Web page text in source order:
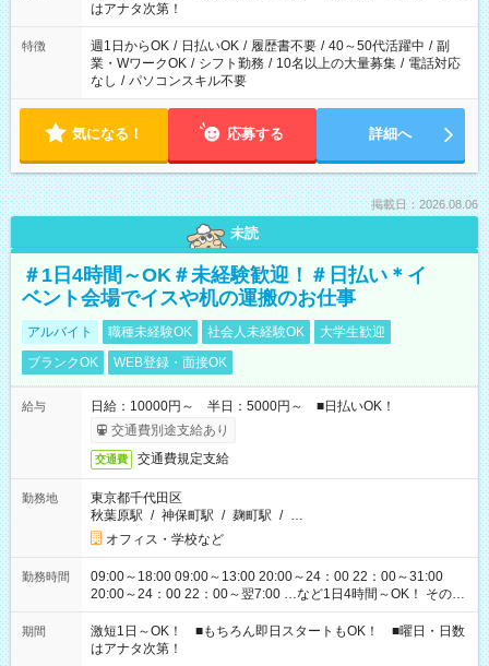
はアナタ次第！
特徴 週1日からOK / 日払いOK / 履歴書不要 / 40～50代活躍中 / 副
業・WワークOK / シフト勤務 / 10名以上の大量募集 / 電話対応
なし / パソコンスキル不要
気になる！ 応募する 詳細へ
掲載日：2026.08.06
未読
＃1日4時間～OK＃未経験歓迎！＃日払い＊イ
ベント会場でイスや机の運搬のお仕事
アルバイト 職種未経験OK 社会人未経験OK
大学生歓迎
ブランクOK
WEB登録・面接OK
給与
日給：10000円～ 半日：5000円～ ■日払いOK！
交通費別途支給あり
交通費 交通費規定支給
勤務地
東京都千代田区
秋葉原駅 / 神保町駅 / 麹町駅 / …
オフィス・学校など
勤務時間
09:00～18:00 09:00～13:00 20:00～24：00 22：00～31:00
20:00～24：00 22：00～翌7:00 …など1日4時間～OK！ その他
シフトもございます！ お気軽にご相談ください！
期間
激短1日～OK！ ■もちろん即日スタートもOK！ ■曜日・日数
はアナタ次第！